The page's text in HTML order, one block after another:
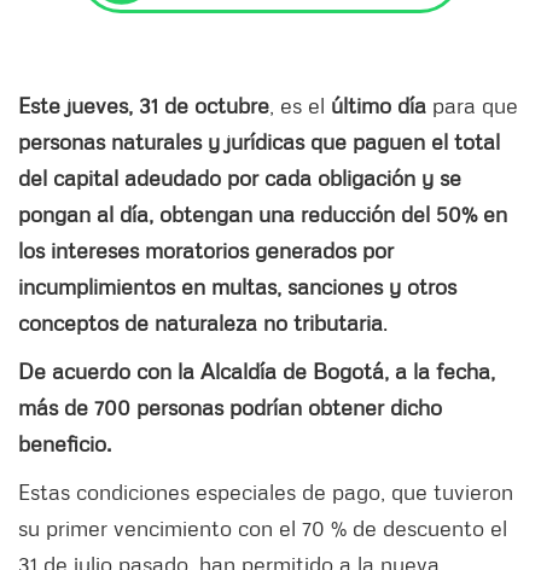
Este jueves, 31 de octubre , es el último día para que
personas naturales y jurídicas que paguen el total
del capital adeudado por cada obligación y se
pongan al día, obtengan una reducción del 50% en
los intereses moratorios generados por
incumplimientos en multas, sanciones y otros
conceptos de naturaleza no tributaria.
De acuerdo con la Alcaldía de Bogotá, a la fecha,
más de 700 personas podrían obtener dicho
beneficio.
Estas condiciones especiales de pago, que tuvieron
su primer vencimiento con el 70 % de descuento el
31 de julio pasado, han permitido a la nueva